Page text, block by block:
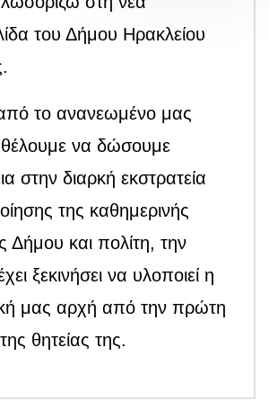
του Δήμου Ηρακλείου
το ανανεωμένο μας
να δώσουμε
στην διαρκή εκστρατεία
της καθημερινής
Δήμου και πολίτη, την
ξεκινήσει να υλοποιεί η
μας αρχή από την πρώτη
θητείας της.